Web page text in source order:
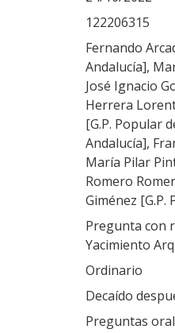
122206315
Fernando
Andalucía],
José Ignacio
Herrera
[G.P. Popular
Andalucía],
María Pilar
Romero
Giménez [G.P.
Pregunta con
Yacimiento
Ordinario
Decaído
Preguntas